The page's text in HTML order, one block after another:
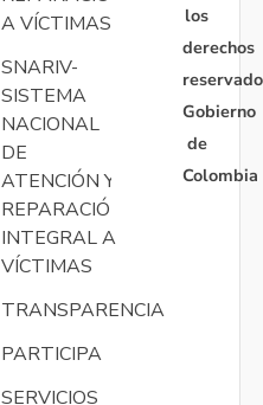
A VÍCTIMAS
SNARIV-
SISTEMA
NACIONAL
DE
ATENCIÓN Y
REPARACIÓN
INTEGRAL A
VÍCTIMAS
TRANSPARENCIA
PARTICIPA
SERVICIOS
los
derechos
Gobierno
de
Colombia